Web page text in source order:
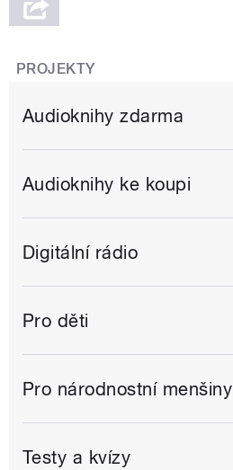
PROJEKTY
Audioknihy zdarma
Audioknihy ke koupi
Digitální rádio
Pro děti
Pro národnostní menšiny
Testy a kvízy